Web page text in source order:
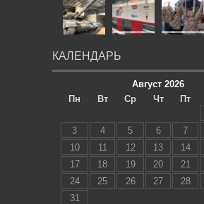
КАЛЕНДАРЬ
Август 2026
Пн
Вт Ср Чт Пт
3
4 5 6 7
10
11 12 13 14
17
18 19 20 21
24
25 26 27 28
31